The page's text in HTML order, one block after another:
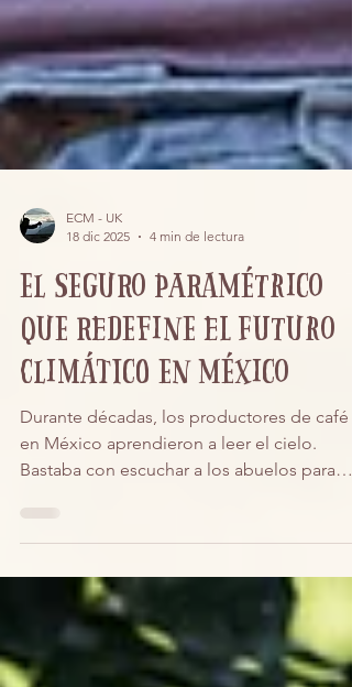
18 dic 2025
4 min de lectura
El seguro paramétrico
que redefine el futuro
climático en México
Durante décadas, los productores de café
en México aprendieron a leer el cielo.
saber cuándo llegaría la primera lluvia,
y qué tan fuerte venía la temporada. Sin
embargo, en la actualidad, los mismos
caficultores coinciden en “que el clima está
loco e inestable”. La estacionalidad